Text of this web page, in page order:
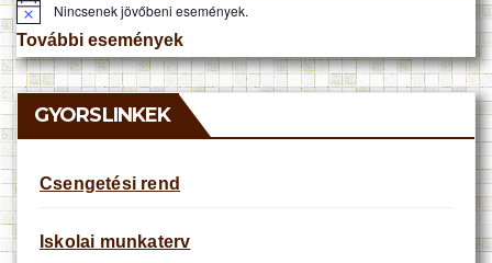
N
o
t
i
c
e
Nincsenek jövőbeni események.
További események
GYORSLINKEK
Csengetési rend
Iskolai munkaterv